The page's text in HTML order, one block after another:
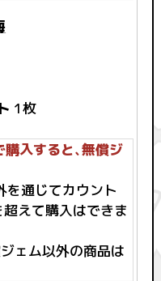
1枚
購入すると、無償ジ
通じてカウント
えて購入はできま
ェム以外の商品は